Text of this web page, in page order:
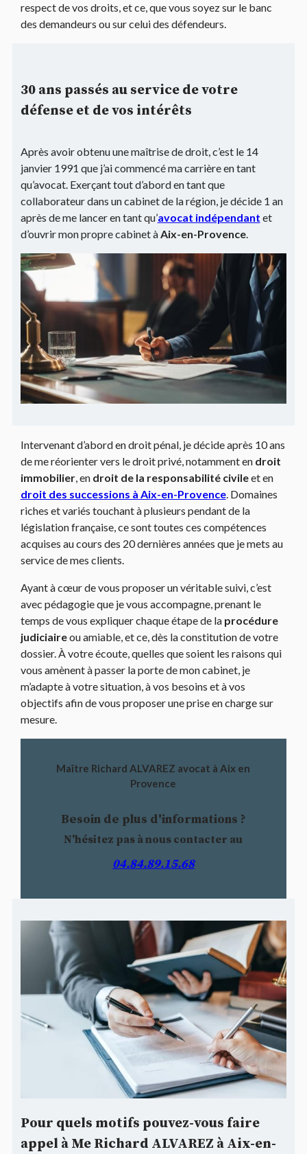
respect de vos droits, et ce, que vous soyez sur le banc
des demandeurs ou sur celui des défendeurs.
30 ans passés au service de votre
défense et de vos intérêts
Après avoir obtenu une maîtrise de droit, c’est le 14
janvier 1991 que j’ai commencé ma carrière en tant
qu’avocat. Exerçant tout d’abord en tant que
collaborateur dans un cabinet de la région, je décide 1 an
après de me lancer en tant qu’avocat indépendant et
d’ouvrir mon propre cabinet à Aix-en-Provence.
Intervenant d’abord en droit pénal, je décide après 10 ans
de me réorienter vers le droit privé, notamment en droit
immobilier, en droit de la responsabilité civileet en
droit des successions à Aix-en-Provence. Domaines
riches et variés touchant à plusieurs pendant de la
législation française, ce sont toutes ces compétences
acquises au cours des 20 dernières années que je mets au
service de mes clients.
Ayant à cœur de vous proposer un véritable suivi, c’est
avec pédagogie que je vous accompagne, prenant le
temps de vous expliquer chaque étape de la procédure
judiciaireou amiable, et ce, dès la constitution de votre
dossier. À votre écoute, quelles que soient les raisons qui
vous amènent à passer la porte de mon cabinet, je
m’adapte à votre situation, à vos besoins et à vos
objectifs afin de vous proposer une prise en charge sur
mesure.
Maître Richard ALVAREZ avocat à Aix en
Provence
Besoin de plus d'informations ?
N'hésitez pas à nous contacter au
04.84.89.15.68
Pour quels motifs pouvez-vous faire
appel à Me Richard ALVAREZ à Aix-en-